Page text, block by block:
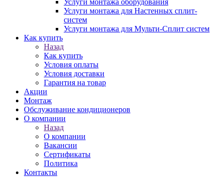
Услуги монтажа оборудования
Услуги монтажа для Настенных сплит-
систем
Услуги монтажа для Мульти-Сплит систем
Как купить
Назад
Как купить
Условия оплаты
Условия доставки
Гарантия на товар
Акции
Монтаж
Обслуживание кондиционеров
О компании
Назад
О компании
Вакансии
Сертификаты
Политика
Контакты